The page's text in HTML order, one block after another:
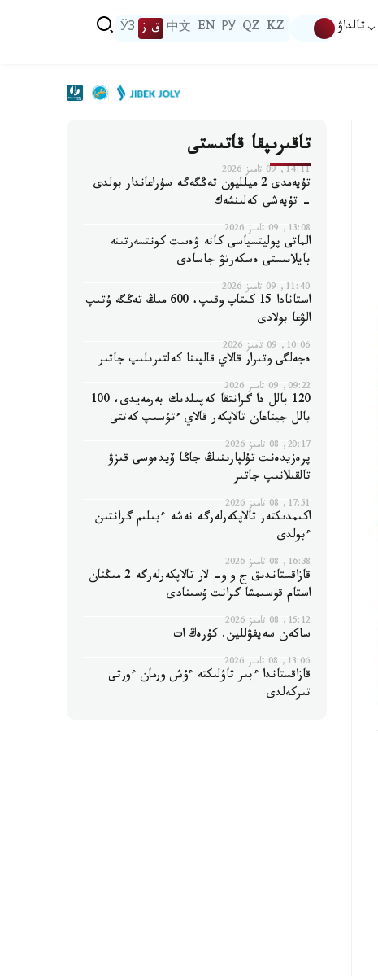
تالداۋ KZ
QZ
РУ
EN
中文 ق ز ЎЗ
تاقىرىپقا قاتىستى
14:11, 09 تامىز 2026
تۇيەمدى 2 ميلليون تەڭگەگە سۇراعاندار بولدى
- تۇيەشى كەلىنشەك
13:08, 09 تامىز 2026
الماتى پوليتسياسى كانە ۋەست كونتسەرتىنە
بايلانىستى ەسكەرتۋ جاسادى
11:40, 09 تامىز 2026
استانادا 15 كىتاپ وقىپ، 600 مىڭ تەڭگە ۇتىپ
الۋعا بولادى
10:06, 09 تامىز 2026
ەجەلگى وتىرار قالاي قالپىنا كەلتىرىلىپ جاتىر
09:22, 09 تامىز 2026
120 بالل دا گرانتقا كەپىلدىك بەرمەيدى، 100
بالل جيناعان تالاپكەر قالاي ءتۇسىپ كەتتى
20:17, 08 تامىز 2026
پرەزيدەنت تۇلپارىنىڭ جاڭا ۆيدەوسى قىزۋ
تالقىلانىپ جاتىر
17:51, 08 تامىز 2026
اكىمدىكتەر تالاپكەرلەرگە نەشە ءبىلىم گرانتىن
ءبولدى
16:38, 08 تامىز 2026
قازاقستاندىق ج و و- لار تالاپكەرلەرگە 2 مىڭنان
استام قوسىمشا گرانت ۇسىنادى
15:12, 08 تامىز 2026
ساكەن سەيفۋللين. كۇرەڭ ات
13:06, 08 تامىز 2026
قازاقستاندا ءبىر تاۋلىكتە ءۇش ورمان ءورتى
تىركەلدى